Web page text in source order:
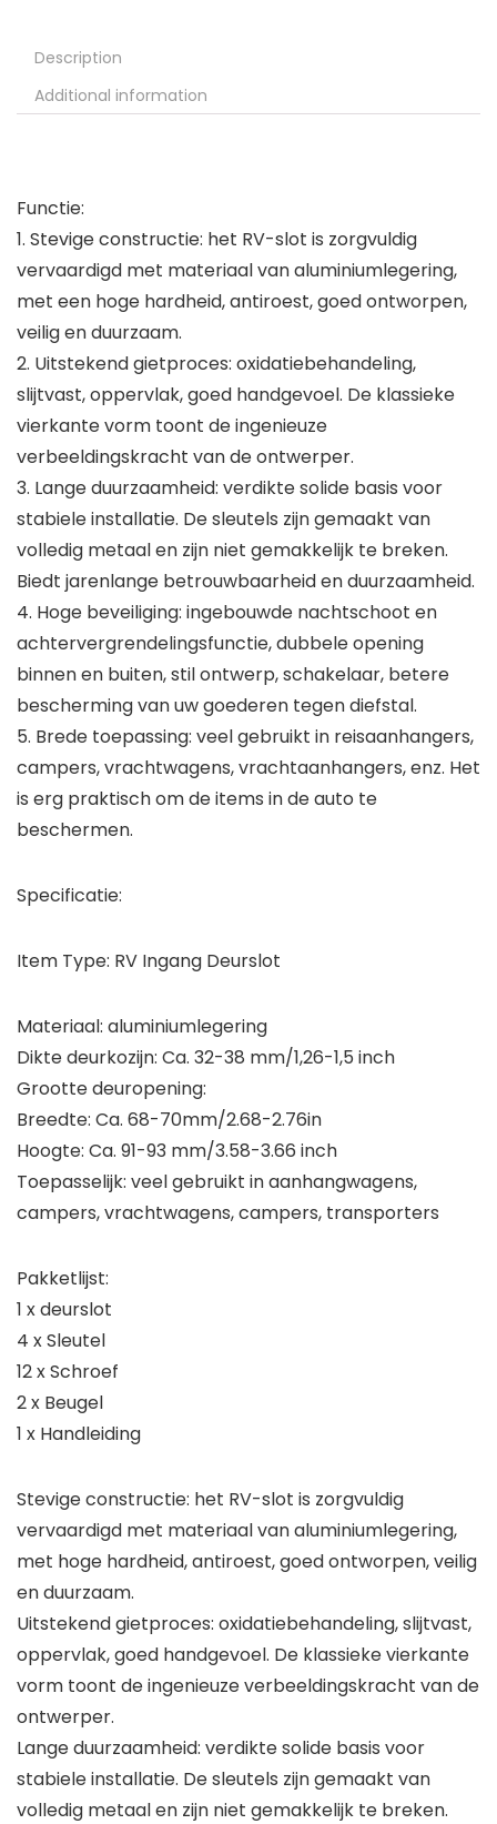
Description
Additional information
Functie:
1. Stevige constructie: het RV-slot is zorgvuldig
vervaardigd met materiaal van aluminiumlegering,
met een hoge hardheid, antiroest, goed ontworpen,
veilig en duurzaam.
2. Uitstekend gietproces: oxidatiebehandeling,
slijtvast, oppervlak, goed handgevoel. De klassieke
vierkante vorm toont de ingenieuze
verbeeldingskracht van de ontwerper.
3. Lange duurzaamheid: verdikte solide basis voor
stabiele installatie. De sleutels zijn gemaakt van
volledig metaal en zijn niet gemakkelijk te breken.
Biedt jarenlange betrouwbaarheid en duurzaamheid.
4. Hoge beveiliging: ingebouwde nachtschoot en
achtervergrendelingsfunctie, dubbele opening
binnen en buiten, stil ontwerp, schakelaar, betere
bescherming van uw goederen tegen diefstal.
5. Brede toepassing: veel gebruikt in reisaanhangers,
campers, vrachtwagens, vrachtaanhangers, enz. Het
is erg praktisch om de items in de auto te
beschermen.
Specificatie:
Item Type: RV Ingang Deurslot
Materiaal: aluminiumlegering
Dikte deurkozijn: Ca. 32-38 mm/1,26-1,5 inch
Grootte deuropening:
Breedte: Ca. 68-70mm/2.68-2.76in
Hoogte: Ca. 91-93 mm/3.58-3.66 inch
Toepasselijk: veel gebruikt in aanhangwagens,
campers, vrachtwagens, campers, transporters
Pakketlijst:
1 x deurslot
4 x Sleutel
12 x Schroef
2 x Beugel
1 x Handleiding
Stevige constructie: het RV-slot is zorgvuldig
vervaardigd met materiaal van aluminiumlegering,
met hoge hardheid, antiroest, goed ontworpen, veilig
en duurzaam.
Uitstekend gietproces: oxidatiebehandeling, slijtvast,
oppervlak, goed handgevoel. De klassieke vierkante
vorm toont de ingenieuze verbeeldingskracht van de
ontwerper.
Lange duurzaamheid: verdikte solide basis voor
stabiele installatie. De sleutels zijn gemaakt van
volledig metaal en zijn niet gemakkelijk te breken.